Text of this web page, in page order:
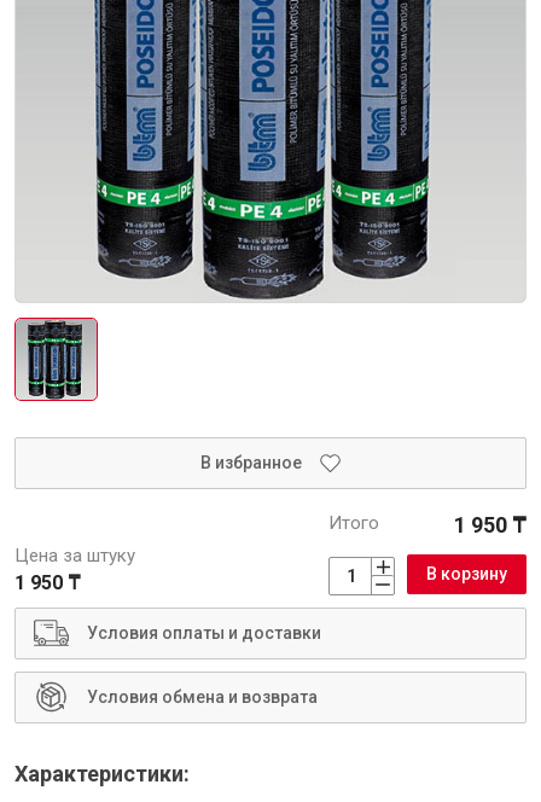
В избранное
Цена за штуку
1 950 ₸
Итого 1 950 ₸
В корзину
Условия оплаты и доставки
Условия обмена и возврата
Характеристики:
Интерьер и отделка
Лакокрасочные материалы
Герметики
Клеи, жидкие гвозди
Ещё 5
Водоснабжение и водоотведение
Электро-оборудование
Инструменты
Малярный инструмент